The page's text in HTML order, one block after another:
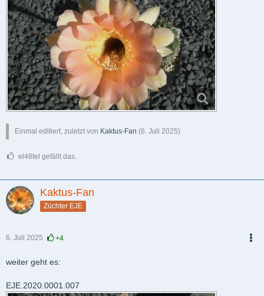
Einmal editiert, zuletzt von Kaktus-Fan (6. Juli 2025)
el48tel gefällt das.
Kaktus-Fan
Züchter EJE
6. Juli 2025 +4
weiter geht es:
EJE.2020.0001.007